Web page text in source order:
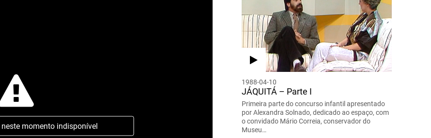
momento indisponível
1988-04-10
JÁQUITÁ – Parte I
Primeira parte do concurso infantil apresentado
por Alexandra Solnado, dedicado ao espaço, com
o convidado Mário Correia, conservador do
Museu…